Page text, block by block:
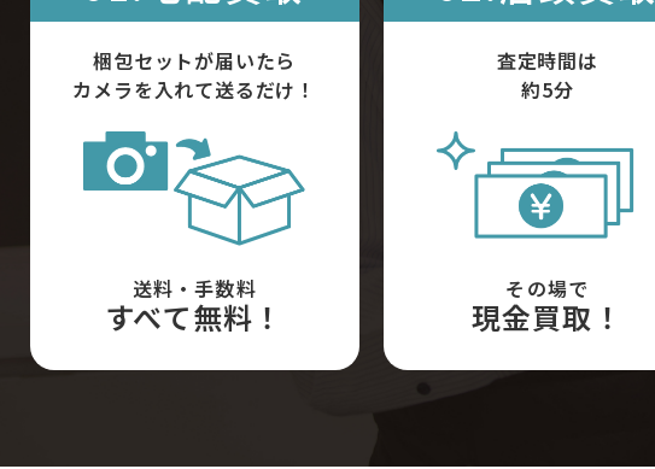
梱包セットが届いたら
カメラを入れて送るだけ！
送料・手数料
すべて無料！
査定時間は
約5分
その場で
現金買取！